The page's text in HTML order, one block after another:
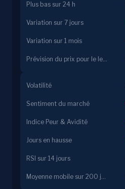
Plus bas sur 24 h
Variation sur 7 jours
Variation sur 1 mois
Prévision du prix pour le lendemain
Volatilité
Sentiment du marché
Indice Peur & Avidité
Jours en hausse
RSI sur 14 jours
Moyenne mobile sur 200 jours